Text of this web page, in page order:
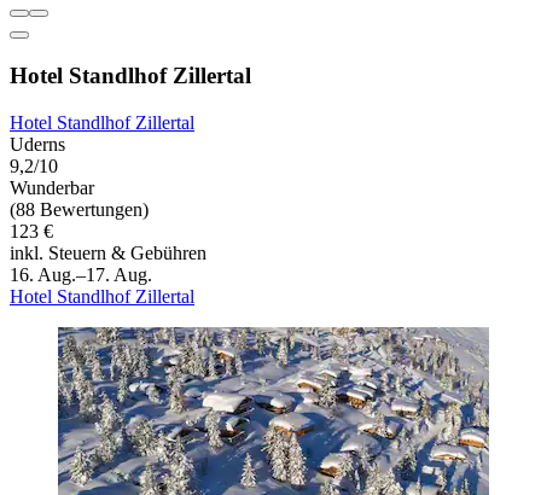
Hotel Standlhof Zillertal
Hotel Standlhof Zillertal
Uderns
9,2/10
Wunderbar
(88 Bewertungen)
123 €
inkl. Steuern & Gebühren
16. Aug.–17. Aug.
Hotel Standlhof Zillertal